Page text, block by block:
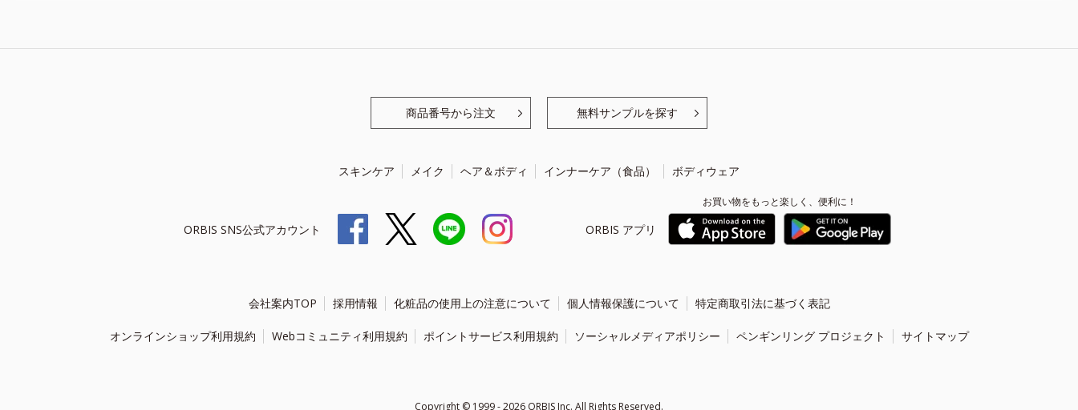
商品番号から注文 無料サンプルを探す
スキンケア メイク ヘア＆ボディ インナーケア（食品） ボディウェア
ORBIS SNS公式アカウント ORBIS アプリ
お買い物をもっと楽しく、便利に！
会社案内TOP 採用情報 化粧品の使用上の注意について 個人情報保護について 特定商取引法に基づく表記
オンラインショップ利用規約 Webコミュニティ利用規約 ポイントサービス利用規約 ソーシャルメディアポリシー ペンギンリング プロジェクト サイトマップ
Copyright © 1999 - 2026 ORBIS Inc. All Rights Reserved.